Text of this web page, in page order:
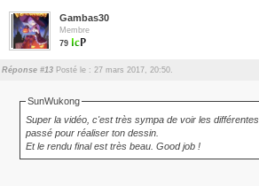
Gambas30
Membre
79
Réponse #13 Posté le : 27 mars 2017, 20:50.
SunWukong
Super la vidéo, c'est très sympa de voir les
passé pour réaliser ton dessin.
Et le rendu final est très beau. Good job !